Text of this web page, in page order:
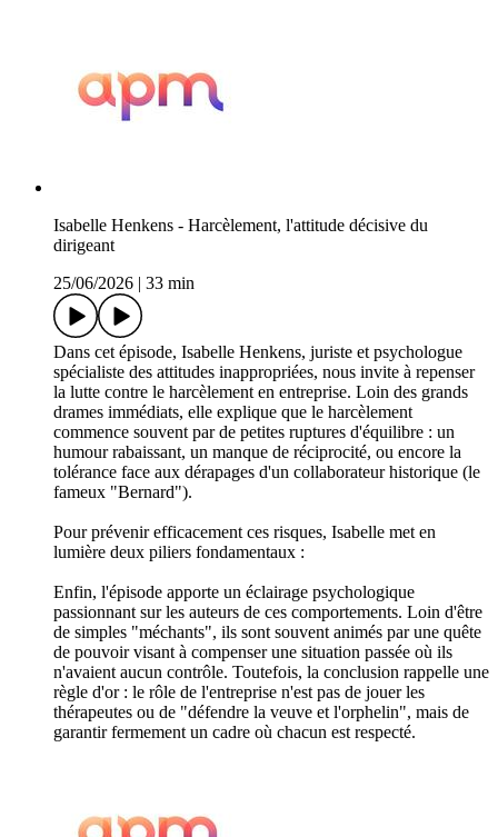
Isabelle Henkens - Harcèlement, l'attitude décisive du
dirigeant
25/06/2026
33 min
Dans cet épisode, Isabelle Henkens, juriste et psychologue
spécialiste des attitudes inappropriées, nous invite à repenser
la lutte contre le harcèlement en entreprise. Loin des grands
drames immédiats, elle explique que le harcèlement
commence souvent par de petites ruptures d'équilibre : un
humour rabaissant, un manque de réciprocité, ou encore la
tolérance face aux dérapages d'un collaborateur historique (le
fameux "Bernard").
Pour prévenir efficacement ces risques, Isabelle met en
lumière deux piliers fondamentaux :
Enfin, l'épisode apporte un éclairage psychologique
passionnant sur les auteurs de ces comportements. Loin d'être
de simples "méchants", ils sont souvent animés par une quête
de pouvoir visant à compenser une situation passée où ils
n'avaient aucun contrôle. Toutefois, la conclusion rappelle une
règle d'or : le rôle de l'entreprise n'est pas de jouer les
thérapeutes ou de "défendre la veuve et l'orphelin", mais de
garantir fermement un cadre où chacun est respecté.